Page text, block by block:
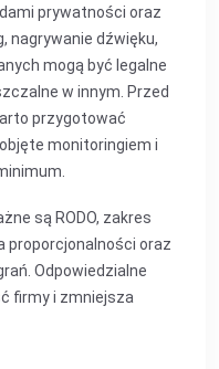
prywatności oraz
nagrywanie dźwięku,
mogą być legalne
w innym. Przed
przygotować
monitoringiem i
są RODO, zakres
proporcjonalności oraz
Odpowiedzialne
firmy i zmniejsza